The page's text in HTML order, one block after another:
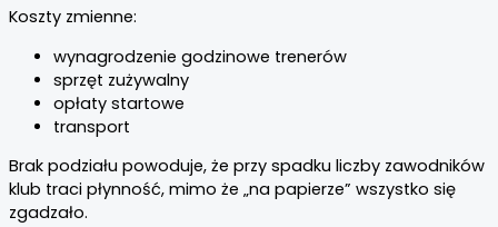
Koszty zmienne:
wynagrodzenie godzinowe trenerów
sprzęt zużywalny
opłaty startowe
transport
Brak podziału powoduje, że przy spadku liczby zawodników
klub traci płynność, mimo że „na papierze” wszystko się
zgadzało.